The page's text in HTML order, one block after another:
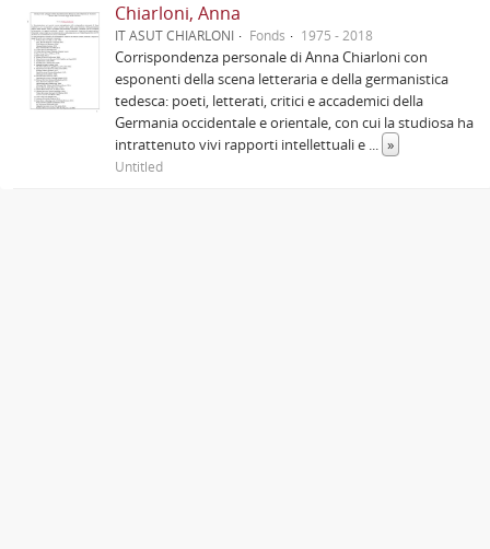
Chiarloni, Anna
IT ASUT CHIARLONI Fonds 1975 - 2018
Corrispondenza personale di Anna Chiarloni con
esponenti della scena letteraria e della germanistica
tedesca: poeti, letterati, critici e accademici della
Germania occidentale e orientale, con cui la studiosa ha
intrattenuto vivi rapporti intellettuali e ... »
Untitled